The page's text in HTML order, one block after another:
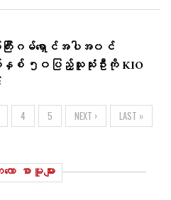
ြီးဂမ်ရှောင်အပါအ၀င်
၅၀ပြည့်သူသုံးဦးကို KIO
4 5 NEXT › LAST »
စာမူများ